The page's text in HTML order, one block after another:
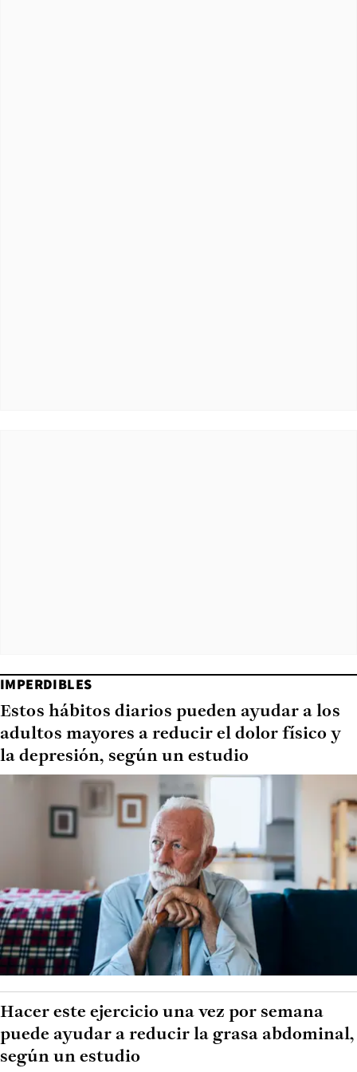
IMPERDIBLES
Estos hábitos diarios pueden ayudar a los
adultos mayores a reducir el dolor físico y
la depresión, según un estudio
Hacer este ejercicio una vez por semana
puede ayudar a reducir la grasa abdominal,
según un estudio